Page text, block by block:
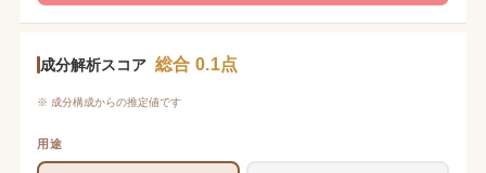
成分解析スコア 総合 0.1点
※ 成分構成からの推定値です
用途